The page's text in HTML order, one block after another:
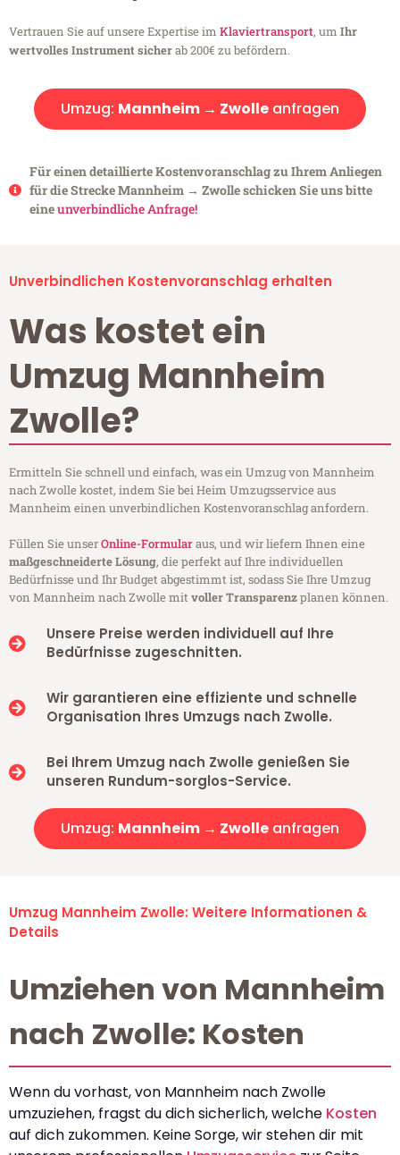
Vertrauen Sie auf unsere Expertise im Klaviertransport, um Ihr
wertvolles Instrument sicherab 200€ zu befördern.
Umzug: Mannheim → Zwolle anfragen
Für einen detaillierte Kostenvoranschlag zu Ihrem Anliegen
für die Strecke Mannheim → Zwolle schicken Sie uns bitte
eineunverbindliche Anfrage!
Unverbindlichen Kostenvoranschlag erhalten
Was kostet ein
Umzug Mannheim
Zwolle?
Ermitteln Sie schnell und einfach, was ein Umzug von Mannheim
nach Zwolle kostet, indem Sie bei Heim Umzugsservice aus
Mannheim einen unverbindlichen Kostenvoranschlag anfordern.
Füllen Sie unserOnline-Formularaus, und wir liefern Ihnen eine
maßgeschneiderte Lösung, die perfekt auf Ihre individuellen
Bedürfnisse und Ihr Budget abgestimmt ist, sodass Sie Ihre Umzug
von Mannheim nach Zwolle mitvoller Transparenzplanen können.
Unsere Preise werden individuell auf Ihre
Bedürfnisse zugeschnitten.
Wir garantieren eine effiziente und schnelle
Organisation Ihres Umzugs nach Zwolle.
Bei Ihrem Umzug nach Zwolle genießen Sie
unseren Rundum-sorglos-Service.
Umzug: Mannheim → Zwolle anfragen
Umzug Mannheim Zwolle: Weitere Informationen &
Details
Umziehen von Mannheim
nach Zwolle: Kosten
Wenn du vorhast, von Mannheim nach Zwolle
umzuziehen, fragst du dich sicherlich, welche Kosten
auf dich zukommen. Keine Sorge, wir stehen dir mit